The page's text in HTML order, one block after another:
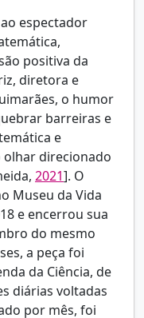
espectador
positiva da
diretora e
o humor
barreiras e
e
direcionado
2021]. O
Museu da Vida
e encerrou sua
do mesmo
a peça foi
da Ciência, de
diárias voltadas
por mês, foi